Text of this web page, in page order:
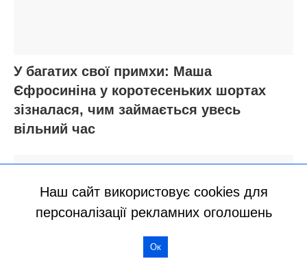
Наш сайт використовує cookies для
персоналізації рекламних оголошень
Ок